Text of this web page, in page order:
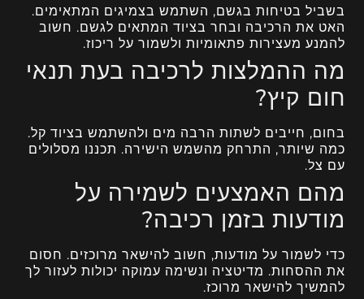
בשביל בטיחות בגשם, השתמש בצמיגים המתאימים.
האט את הרכיבה ובחר בציוד המתאים לגשם. חשוב
להמנע מעצירות פתאומיות ולשמור על ריכוז.
מה ההמלצות לרכיבה בעת תנאי
חום קיץ?
בחום, חייבים לשתות הרבה מים ולהשתמש בציוד קל.
כמה שיותר, התרחק מהשמש הישירה. תכננו מסלולים
עם צל.
מהם האמצעים לשמירה על
מודעות בזמן רכיבה?
כדי לשמור על מודעות, חשוב להישאר מרוכזים. חסום
את ההסחות. מדיטציה ונשימה עמוקה יכולות לעזור לך
להמשיך להישאר מרוכז.